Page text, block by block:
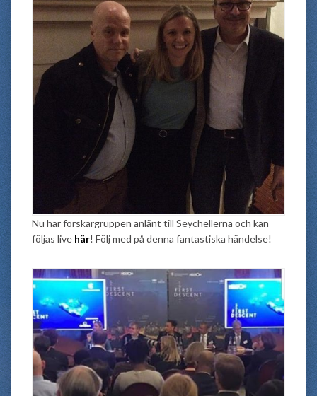
Nu har forskargruppen anlänt till Seychellerna och kan
följas live här! Följ med på denna fantastiska händelse!